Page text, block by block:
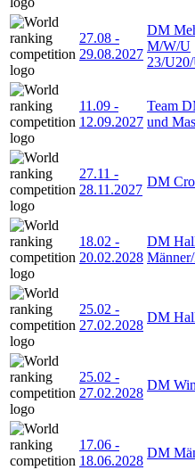
27.08 -
29.08.2027
DM
M/W/U
23/
11.09 -
12.09.2027
Team
und
27.11 -
28.11.2027
DM
18.02 -
20.02.2028
DM
25.02 -
27.02.2028
DM
25.02 -
27.02.2028
DM
17.06 -
18.06.2028
DM